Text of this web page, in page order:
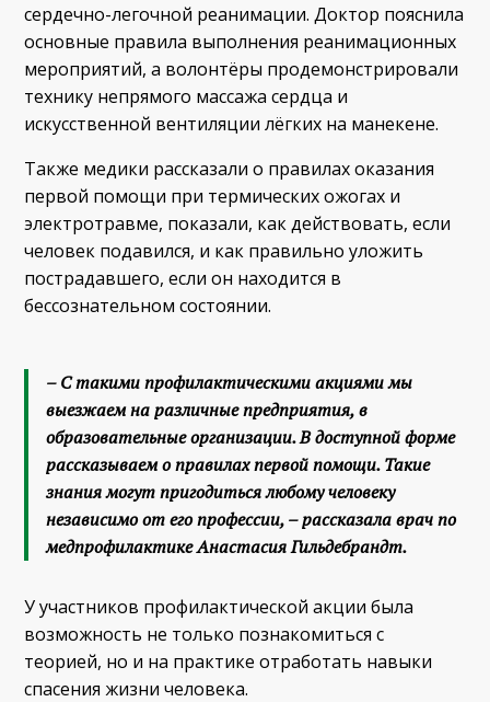
сердечно-легочной реанимации. Доктор пояснила
основные правила выполнения реанимационных
мероприятий, а волонтёры продемонстрировали
технику непрямого массажа сердца и
искусственной вентиляции лёгких на манекене.
Также медики рассказали о правилах оказания
первой помощи при термических ожогах и
электротравме, показали, как действовать, если
человек подавился, и как правильно уложить
пострадавшего, если он находится в
бессознательном состоянии.
– С такими профилактическими акциями мы
выезжаем на различные предприятия, в
образовательные организации. В доступной форме
рассказываем о правилах первой помощи. Такие
знания могут пригодиться любому человеку
независимо от его профессии, – рассказала врач по
медпрофилактике Анастасия Гильдебрандт.
У участников профилактической акции была
возможность не только познакомиться с
теорией, но и на практике отработать навыки
спасения жизни человека.